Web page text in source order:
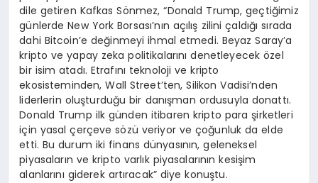
dile getiren Kafkas Sönmez, “Donald Trump, geçtiğimiz
günlerde New York Borsası’nın açılış zilini çaldığı sırada
dahi Bitcoin’e değinmeyi ihmal etmedi. Beyaz Saray’a
kripto ve yapay zeka politikalarını denetleyecek özel
bir isim atadı. Etrafını teknoloji ve kripto
ekosisteminden, Wall Street’ten, Silikon Vadisi’nden
liderlerin oluşturduğu bir danışman ordusuyla donattı.
Donald Trump ilk günden itibaren kripto para şirketleri
için yasal çerçeve sözü veriyor ve çoğunluk da elde
etti. Bu durum iki finans dünyasının, geleneksel
piyasaların ve kripto varlık piyasalarının kesişim
alanlarını giderek artıracak” diye konuştu.